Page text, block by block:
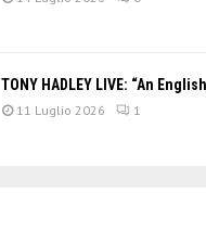
TONY HADLEY LIVE: “An
11 Luglio 2026 1